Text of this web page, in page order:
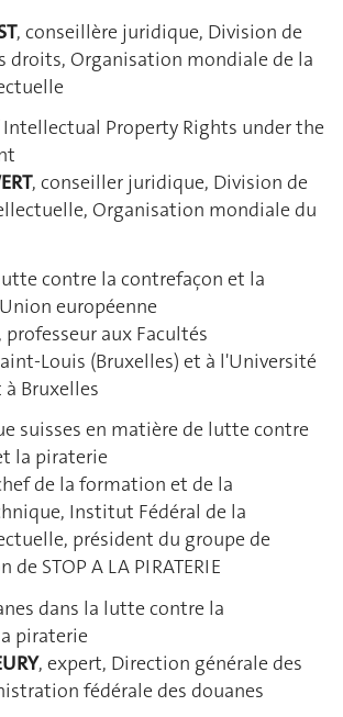
, conseillère juridique, Division de
droits, Organisation mondiale de la
Property Rights under the
, conseiller juridique, Division de
Organisation mondiale du
contre la contrefaçon et la
européenne
professeur aux Facultés
Louis (Bruxelles) et à l'Université
à Bruxelles
suisses en matière de lutte contre
la piraterie
de la formation et de la
Institut Fédéral de la
président du groupe de
STOP A LA PIRATERIE
dans la lutte contre la
piraterie
, expert, Direction générale des
fédérale des douanes